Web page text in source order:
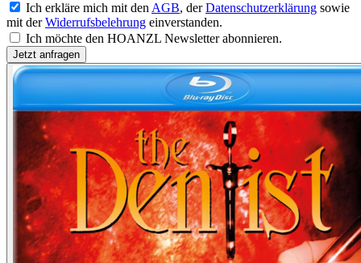
Ich erkläre mich mit den AGB, derDatenschutzerklärung sowie
mit derWiderrufsbelehrung einverstanden.
Ich möchte den HOANZL Newsletter abonnieren.